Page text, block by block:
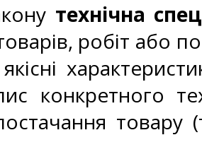
технічна
робіт або
конкретного
товару